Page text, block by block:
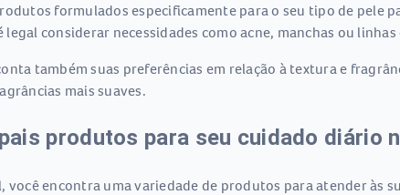
formulados especificamente para o seu tipo de pele
legal considerar necessidades como acne, manchas ou linhas
também suas preferências em relação à textura e
mais suaves.
produtos para seu cuidado diário
você encontra uma variedade de produtos para atender às